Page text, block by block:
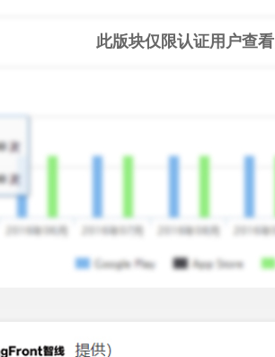
此版块仅限认证用户查看